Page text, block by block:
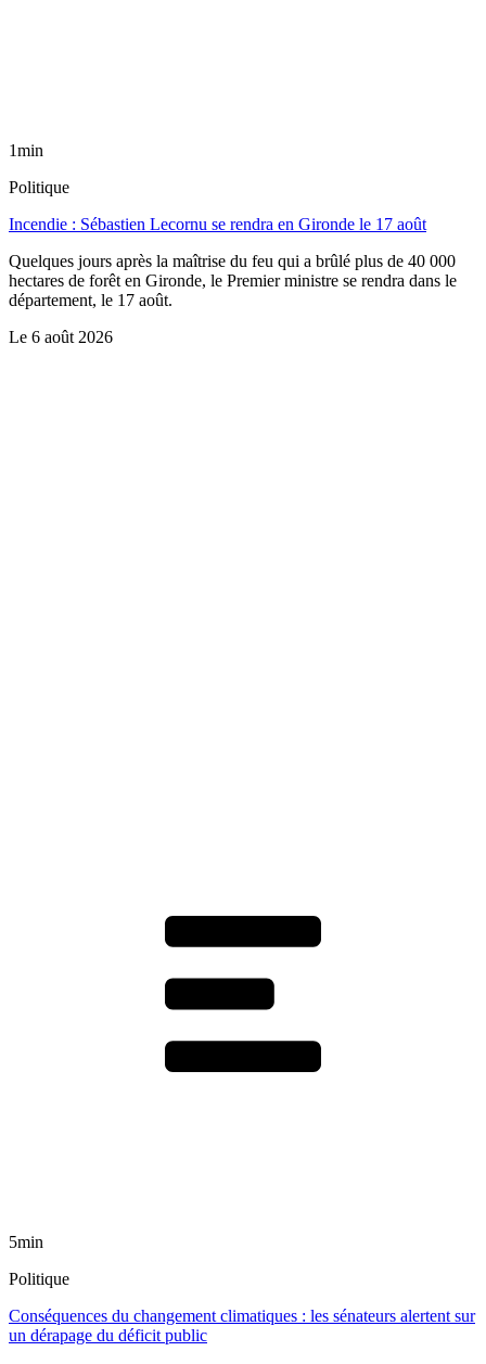
1min
Politique
Incendie : Sébastien Lecornu se rendra en Gironde le 17 août
Quelques jours après la maîtrise du feu qui a brûlé plus de 40 000
hectares de forêt en Gironde, le Premier ministre se rendra dans le
département, le 17 août.
Le 6 août 2026
5min
Politique
Conséquences du changement climatiques : les sénateurs alertent sur
un dérapage du déficit public